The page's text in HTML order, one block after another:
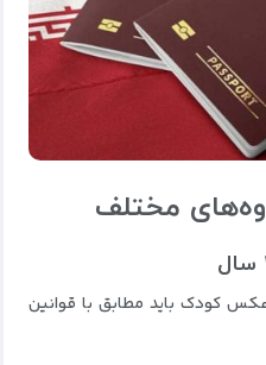
مختلف
عکس کودک باید مطابق با قوانین